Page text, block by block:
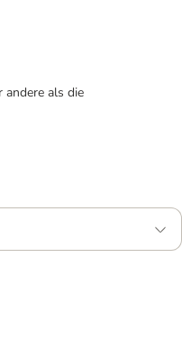
als die